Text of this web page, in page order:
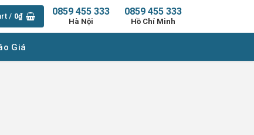
/ 0₫ 0859 455 333
Hồ Chí Minh
0859 455 333
Hà Nội
Giá